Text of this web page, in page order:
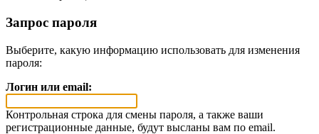
Запрос пароля
Выберите, какую информацию использовать для изменения
пароля:
Логин или email:
Контрольная строка для смены пароля, а также ваши
регистрационные данные, будут высланы вам по email.